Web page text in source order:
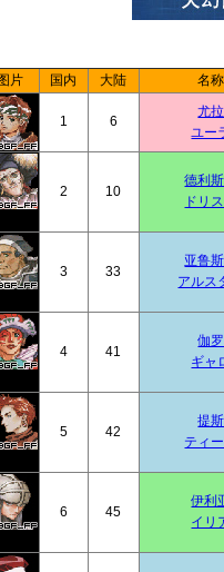
图片 国内 大陆 名称
1 6
尤拉
ユー
2 10
德利
ドリ
3 33
亚鲁
アルス
4 41
伽罗
ギャ
5 42
提斯
ティ
6 45
伊利
イリ